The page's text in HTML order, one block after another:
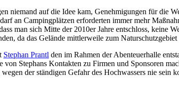
niemand auf die Idee kam, Genehmigungen für die
an Campingplätzen erforderten immer mehr
man sich Mitte der 2010er Jahre entschloss, keine
da das Gelände mittlerweile zum
Stephan Prantl den im Rahmen der Abenteuerhalle
Stephans Kontakten zu Firmen und Sponsoren
der ständigen Gefahr des Hochwassers nie